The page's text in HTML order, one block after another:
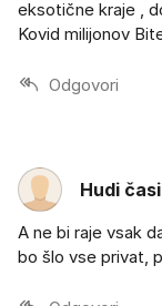
eksotične kraje ,
Kovid milijonov
Odgovori
Hudi časi
A ne bi raje vsak
bo šlo vse privat,